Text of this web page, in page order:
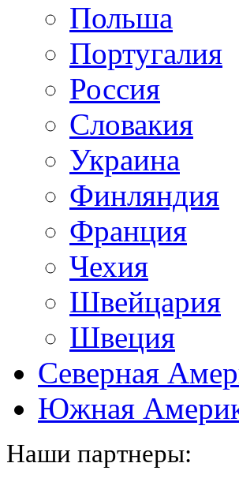
Польша
Португалия
Россия
Словакия
Украина
Финляндия
Франция
Чехия
Швейцария
Швеция
Северная
Южная
Наши партнеры: